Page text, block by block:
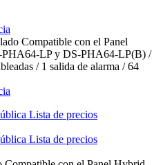
Compatible con el Panel
LP y DS-PHA64-LP(B) /
/ 1 salida de alarma / 64
Lista de precios
Lista de precios